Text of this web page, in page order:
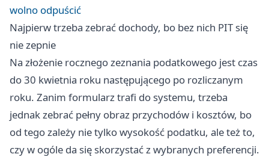
wolno odpuścić
Najpierw trzeba zebrać dochody, bo bez nich PIT się
nie zepnie
Na złożenie rocznego zeznania podatkowego jest czas
do 30 kwietnia roku następującego po rozliczanym
roku. Zanim formularz trafi do systemu, trzeba
jednak zebrać pełny obraz przychodów i kosztów, bo
od tego zależy nie tylko wysokość podatku, ale też to,
czy w ogóle da się skorzystać z wybranych preferencji.